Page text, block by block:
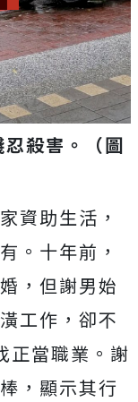
殺害。
（圖
資助生活，
。十年前，
，但謝男始
工作，卻不
正當職業。謝
，顯示其行